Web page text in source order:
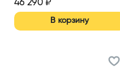
46 290 ₽
В корзину